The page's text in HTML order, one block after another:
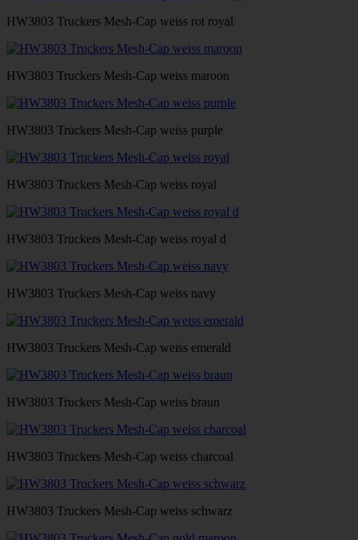
HW3803 Truckers Mesh-Cap weiss rot royal
HW3803 Truckers Mesh-Cap weiss maroon
HW3803 Truckers Mesh-Cap weiss purple
HW3803 Truckers Mesh-Cap weiss royal
HW3803 Truckers Mesh-Cap weiss royal d
HW3803 Truckers Mesh-Cap weiss navy
HW3803 Truckers Mesh-Cap weiss emerald
HW3803 Truckers Mesh-Cap weiss braun
HW3803 Truckers Mesh-Cap weiss charcoal
HW3803 Truckers Mesh-Cap weiss schwarz